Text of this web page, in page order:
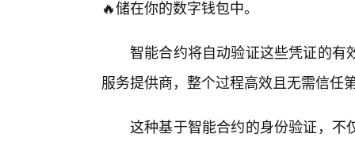
🔥储在你的数字钱包中。
智能合约将自动验证这些凭证的有
服务提供商，整个过程高效且无需信任
这种基于智能合约的身份验证，不